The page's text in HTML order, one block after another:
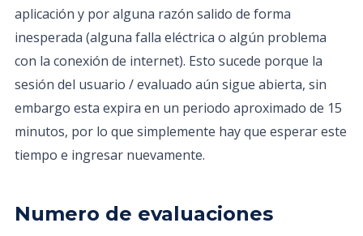
aplicación y por alguna razón salido de forma
inesperada (alguna falla eléctrica o algún problema
con la conexión de internet). Esto sucede porque la
sesión del usuario / evaluado aún sigue abierta, sin
embargo esta expira en un periodo aproximado de 15
minutos, por lo que simplemente hay que esperar este
tiempo e ingresar nuevamente.
Numero de evaluaciones